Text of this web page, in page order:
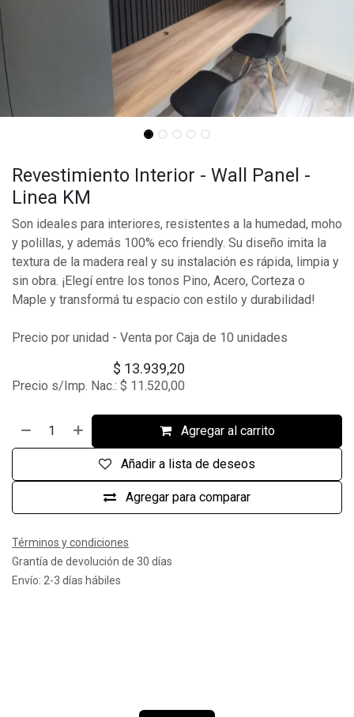
Revestimiento Interior - Wall Panel -
Linea KM
Son ideales para interiores, resistentes a la humedad, moho
y polillas, y además 100% eco friendly. Su diseño imita la
textura de la madera real y su instalación es rápida, limpia y
sin obra. ¡Elegí entre los tonos Pino, Acero, Corteza o
Maple y transformá tu espacio con estilo y durabilidad!
Precio por unidad - Venta por Caja de 10 unidades
$ 13.939,20
Precio s/Imp. Nac.: $ 11.520,00
Agregar al carrito
Agregar para comparar
Añadir a lista de deseos
Términos y condiciones
Grantía de devolución de 30 días
Envío: 2-3 días hábiles